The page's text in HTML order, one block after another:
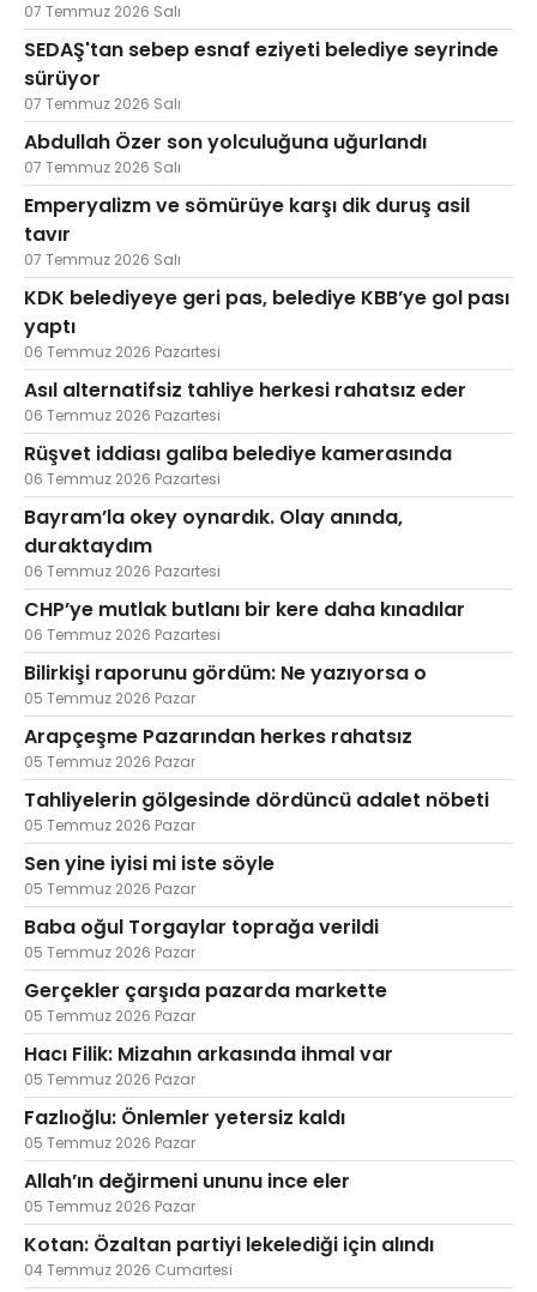
07 Temmuz 2026 Salı
SEDAŞ'tan sebep esnaf eziyeti belediye seyrinde
sürüyor
07 Temmuz 2026 Salı
Abdullah Özer son yolculuğuna uğurlandı
07 Temmuz 2026 Salı
Emperyalizm ve sömürüye karşı dik duruş asil
tavır
07 Temmuz 2026 Salı
KDK belediyeye geri pas, belediye KBB’ye gol pası
yaptı
06 Temmuz 2026 Pazartesi
Asıl alternatifsiz tahliye herkesi rahatsız eder
06 Temmuz 2026 Pazartesi
Rüşvet iddiası galiba belediye kamerasında
06 Temmuz 2026 Pazartesi
Bayram’la okey oynardık. Olay anında,
duraktaydım
06 Temmuz 2026 Pazartesi
CHP’ye mutlak butlanı bir kere daha kınadılar
06 Temmuz 2026 Pazartesi
Bilirkişi raporunu gördüm: Ne yazıyorsa o
05 Temmuz 2026 Pazar
Arapçeşme Pazarından herkes rahatsız
05 Temmuz 2026 Pazar
Tahliyelerin gölgesinde dördüncü adalet nöbeti
05 Temmuz 2026 Pazar
Sen yine iyisi mi iste söyle
05 Temmuz 2026 Pazar
Baba oğul Torgaylar toprağa verildi
05 Temmuz 2026 Pazar
Gerçekler çarşıda pazarda markette
05 Temmuz 2026 Pazar
Hacı Filik: Mizahın arkasında ihmal var
05 Temmuz 2026 Pazar
Fazlıoğlu: Önlemler yetersiz kaldı
05 Temmuz 2026 Pazar
Allah’ın değirmeni ununu ince eler
05 Temmuz 2026 Pazar
Kotan: Özaltan partiyi lekelediği için alındı
04 Temmuz 2026 Cumartesi